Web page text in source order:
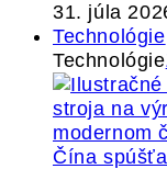
31. júla
Technológie
Technológie
Čína